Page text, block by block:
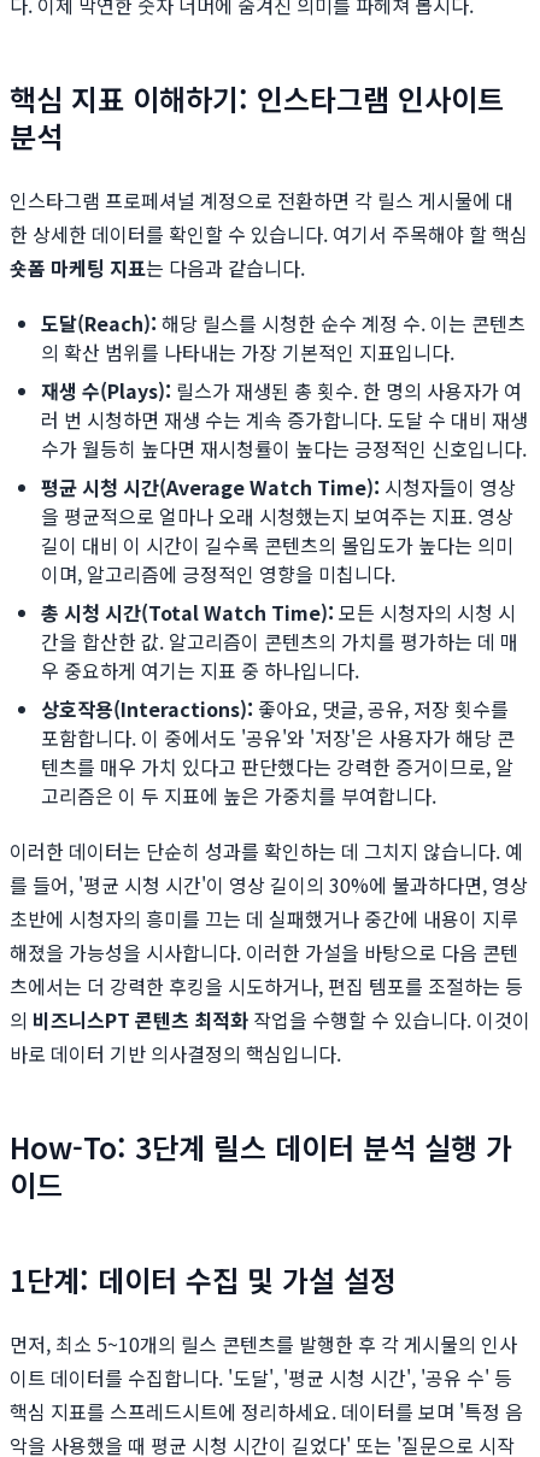
핵심 지표 이해하기: 인스타그램 인사이트
분석
인스타그램 프로페셔널 계정으로 전환하면 각 릴스 게시물에 대
한 상세한 데이터를 확인할 수 있습니다. 여기서 주목해야 할 핵심
숏폼 마케팅 지표는 다음과 같습니다.
도달(Reach): 해당 릴스를 시청한 순수 계정 수. 이는 콘텐츠
의 확산 범위를 나타내는 가장 기본적인 지표입니다.
재생 수(Plays): 릴스가 재생된 총 횟수. 한 명의 사용자가 여
러 번 시청하면 재생 수는 계속 증가합니다. 도달 수 대비 재생
수가 월등히 높다면 재시청률이 높다는 긍정적인 신호입니다.
평균 시청 시간(Average Watch Time): 시청자들이 영상
을 평균적으로 얼마나 오래 시청했는지 보여주는 지표. 영상
길이 대비 이 시간이 길수록 콘텐츠의 몰입도가 높다는 의미
이며, 알고리즘에 긍정적인 영향을 미칩니다.
총 시청 시간(Total Watch Time): 모든 시청자의 시청 시
간을 합산한 값. 알고리즘이 콘텐츠의 가치를 평가하는 데 매
우 중요하게 여기는 지표 중 하나입니다.
상호작용(Interactions): 좋아요, 댓글, 공유, 저장 횟수를
포함합니다. 이 중에서도 '공유'와 '저장'은 사용자가 해당 콘
텐츠를 매우 가치 있다고 판단했다는 강력한 증거이므로, 알
고리즘은 이 두 지표에 높은 가중치를 부여합니다.
이러한 데이터는 단순히 성과를 확인하는 데 그치지 않습니다. 예
를 들어, '평균 시청 시간'이 영상 길이의 30%에 불과하다면, 영상
초반에 시청자의 흥미를 끄는 데 실패했거나 중간에 내용이 지루
해졌을 가능성을 시사합니다. 이러한 가설을 바탕으로 다음 콘텐
츠에서는 더 강력한 후킹을 시도하거나, 편집 템포를 조절하는 등
의 비즈니스PT 콘텐츠 최적화 작업을 수행할 수 있습니다. 이것이
바로 데이터 기반 의사결정의 핵심입니다.
How-To: 3단계 릴스 데이터 분석 실행 가
이드
1단계: 데이터 수집 및 가설 설정
먼저, 최소 5~10개의 릴스 콘텐츠를 발행한 후 각 게시물의 인사
이트 데이터를 수집합니다. '도달', '평균 시청 시간', '공유 수' 등
핵심 지표를 스프레드시트에 정리하세요. 데이터를 보며 '특정 음
악을 사용했을 때 평균 시청 시간이 길었다' 또는 '질문으로 시작